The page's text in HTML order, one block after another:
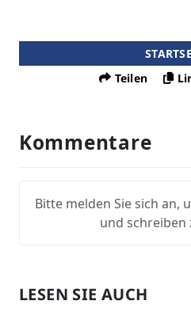
Teilen
Kommentare
Bitte melden Sie sich an,
und schreiben
LESEN SIE AUCH